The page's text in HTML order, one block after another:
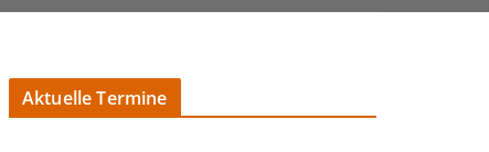
Aktuelle Termine